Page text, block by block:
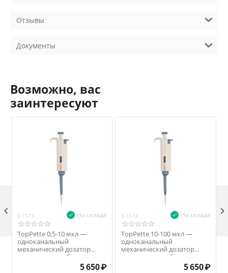
Отзывы
Документы
Возможно, вас
заинтересуют
V-7573 На складе
TopPette 0,5-10 мкл —
одноканальный
механический дозатор
переменного объема
5 650₽
V-7574 На складе
TopPette 10-100 мкл —
одноканальный
механический дозатор
переменного объема
5 650₽
 